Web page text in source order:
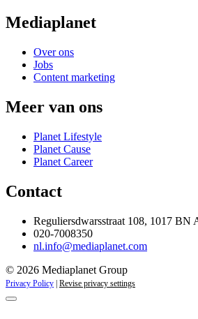
Mediaplanet
Over ons
Jobs
Content marketing
Meer van ons
Planet Lifestyle
Planet Cause
Planet Career
Contact
Reguliersdwarsstraat 108, 1017 BN
020-7008350
nl.info@mediaplanet.com
© 2026 Mediaplanet Group
Privacy Policy | Revise privacy settings